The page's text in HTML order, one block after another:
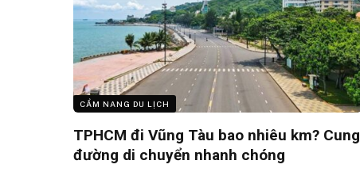
CẨM NANG DU LỊCH
TPHCM đi Vũng Tàu bao nhiêu km? Cung
đường di chuyển nhanh chóng